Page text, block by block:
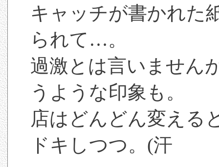
キャッチが書かれた
られて…。
過激とは言いません
うような印象も。
店はどんどん変える
ドキしつつ。(汗